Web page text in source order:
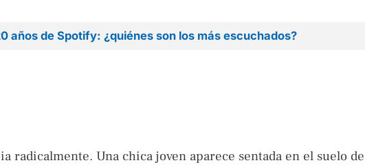
años de Spotify: ¿quiénes son los más escuchados?
radicalmente. Una chica joven aparece sentada en el suelo